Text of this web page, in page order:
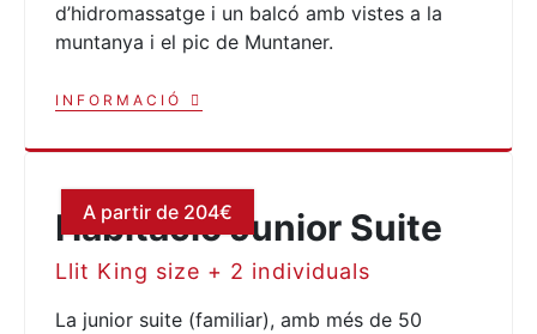
d’hidromassatge i un balcó amb vistes a la
muntanya i el pic de Muntaner.
INFORMACIÓ
A partir de 204€
Habitació Junior Suite
Llit King size + 2 individuals
La junior suite (familiar), amb més de 50